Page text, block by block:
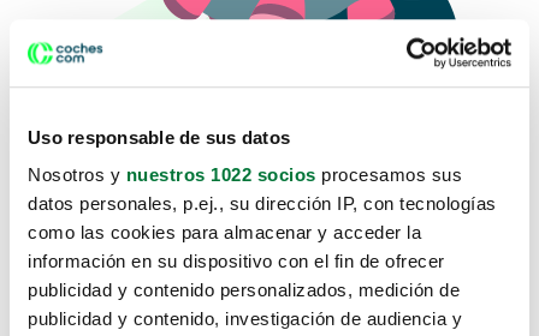
Uso responsable de sus datos
Nosotros y nuestros 1022 socios procesamos sus
datos personales, p.ej., su dirección IP, con tecnologías
como las cookies para almacenar y acceder la
información en su dispositivo con el fin de ofrecer
publicidad y contenido personalizados, medición de
publicidad y contenido, investigación de audiencia y
Lo sentimos, no sabemos como
te hemos traido hasta aquí.